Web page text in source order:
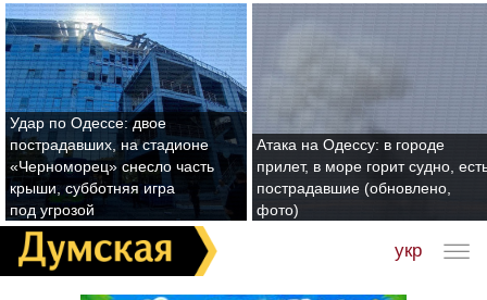
Удар по Одессе: двое
пострадавших, на стадионе
«Черноморец» снесло часть
крыши, субботняя игра
под угрозой
Атака на Одессу: в городе
прилет, в море горит судно,
пострадавшие (обновлено,
фото)
укр